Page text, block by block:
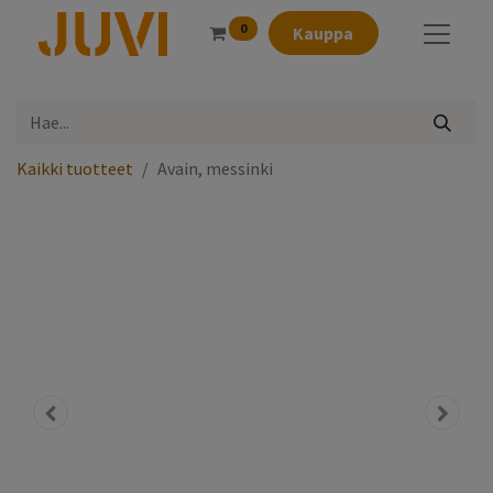
0 Kauppa
Kaikki tuotteet Avain, messinki